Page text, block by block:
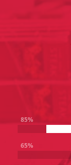
85%
65%